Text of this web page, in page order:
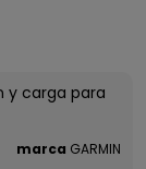
y carga para
marca GARMIN